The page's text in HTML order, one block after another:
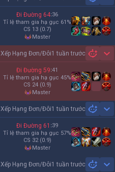
Đi Đường 64:36
Tỉ lệ tham gia hạ gục 61 %
CS 13 (0.7)
master
Xếp Hạng Đơn/Đôi1 tuần trước
Đi Đường 59:41
Tỉ lệ tham gia hạ gục 45%
CS 24 (0.9)
master
Xếp Hạng Đơn/Đôi1 tuần trước
Đi Đường 61 :39
Tỉ lệ tham gia hạ gục 57%
CS 32 (0.9)
master
Xếp Hạng Đơn/Đôi1 tuần trước